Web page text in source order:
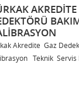
Türkak